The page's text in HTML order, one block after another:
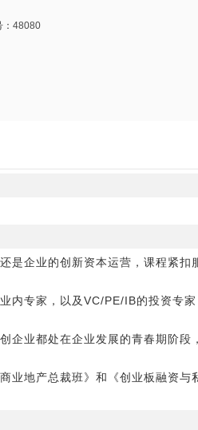
48080
是企业的创新资本运营，课程紧
内专家，以及VC/PE/IB的投资专
企业都处在企业发展的青春期阶
业地产总裁班》和《创业板融资